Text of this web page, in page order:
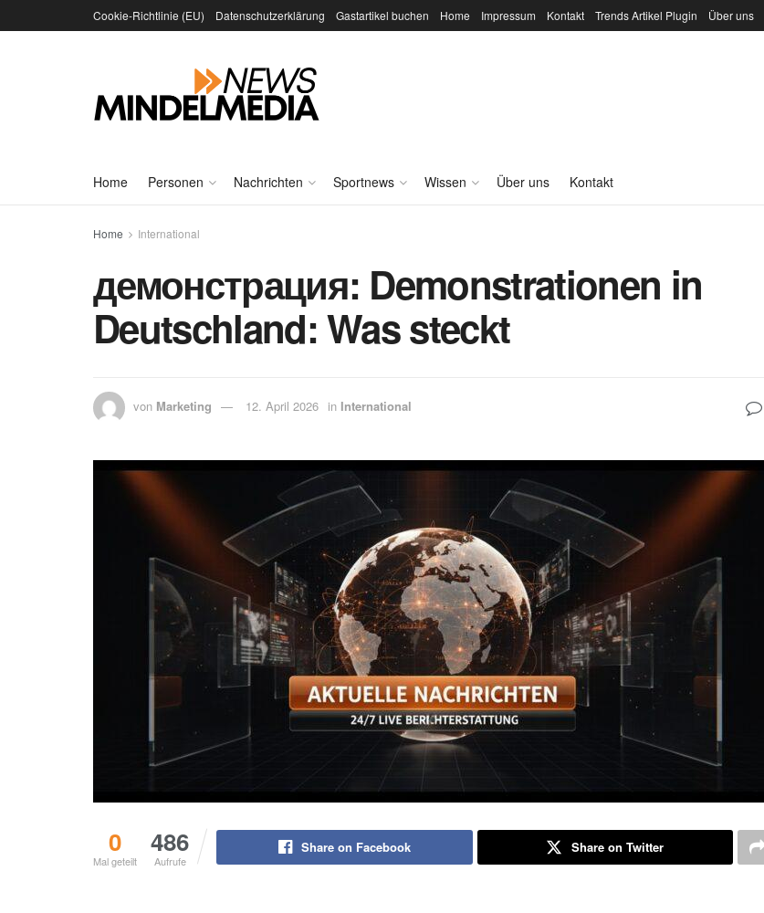
Cookie-Richtlinie (EU) Datenschutzerklärung Gastartikel buchen Home Impressum Kontakt Trends Artikel Plugin Über uns
Home Personen Nachrichten Sportnews Wissen Über uns Kontakt
Home International
демонстрация: Demonstrationen in
Deutschland: Was steckt
von Marketing 12. April 2026 in International
0
Mal geteilt
486
Aufrufe
Share on Facebook Share on Twitter